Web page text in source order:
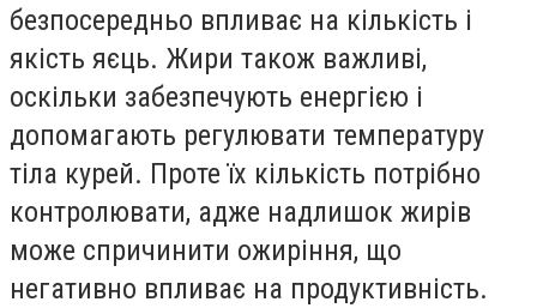
безпосередньо впливає на кількість і
якість яєць. Жири також важливі,
оскільки забезпечують енергією і
допомагають регулювати температуру
тіла курей. Проте їх кількість потрібно
контролювати, адже надлишок жирів
може спричинити ожиріння, що
негативно впливає на продуктивність.